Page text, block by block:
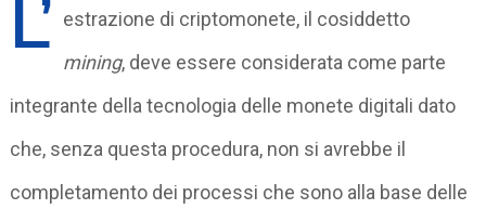
L’ estrazione di criptomonete, il cosiddetto
mining, deve essere considerata come parte
integrante della tecnologia delle monete digitali dato
che, senza questa procedura, non si avrebbe il
completamento dei processi che sono alla base delle